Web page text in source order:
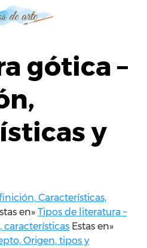
gótica –
y
Características,
en» Tipos de literatura –
características Estas en»
Origen, tipos y